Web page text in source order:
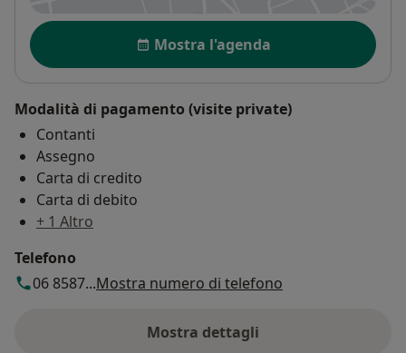
Disponibilità
Mostra l'agenda
Modalità di pagamento (visite private)
Contanti
Assegno
Carta di credito
Carta di debito
+ 1 Altro
Telefono
06 8587...Mostra numero di telefono
Mostra dettagli
sull'indirizzo